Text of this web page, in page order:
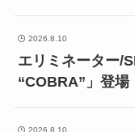
2026.8.10
エリミネーター/
“COBRA”」登
2026.8.10